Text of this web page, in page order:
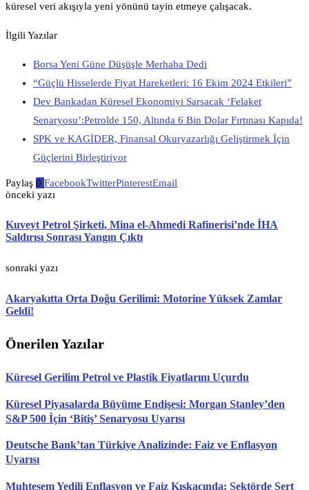
küresel veri akışıyla yeni yönünü tayin etmeye çalışacak.
İlgili Yazılar
Borsa Yeni Güne Düşüşle Merhaba Dedi
“Güçlü Hisselerde Fiyat Hareketleri: 16 Ekim 2024 Etkileri”
Dev Bankadan Küresel Ekonomiyi Sarsacak ‘Felaket
Senaryosu’:Petrolde 150, Altında 6 Bin Dolar Fırtınası Kapıda!
SPK ve KAGİDER, Finansal Okuryazarlığı Geliştirmek İçin
Güçlerini Birleştiriyor
Paylaş 0 FacebookTwitterPinterestEmail
önceki yazı
Kuveyt Petrol Şirketi, Mina el-Ahmedi Rafinerisi’nde İHA
Saldırısı Sonrası Yangın Çıktı
sonraki yazı
Akaryakıtta Orta Doğu Gerilimi: Motorine Yüksek Zamlar
Geldi!
Önerilen Yazılar
Küresel Gerilim Petrol ve Plastik Fiyatlarını Uçurdu
Küresel Piyasalarda Büyüme Endişesi: Morgan Stanley’den
S&P 500 İçin ‘Bitiş’ Senaryosu Uyarısı
Deutsche Bank’tan Türkiye Analizinde: Faiz ve Enflasyon
Uyarısı
Muhteşem Yedili Enflasyon ve Faiz Kıskacında: Sektörde Sert